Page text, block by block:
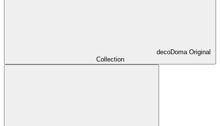
decoDoma Original
Collection